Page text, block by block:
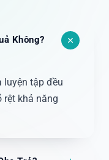
Không?
luyện tập đều
rệt khả năng